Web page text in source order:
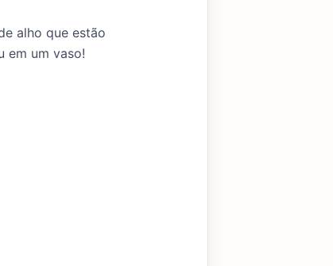
alho que estão
em um vaso!